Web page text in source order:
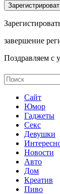
завершение
Поздравляем с
Сайт
Юмор
Гаджеты
Секс
Девушки
Новости
Авто
Дом
Креатив
Пиво